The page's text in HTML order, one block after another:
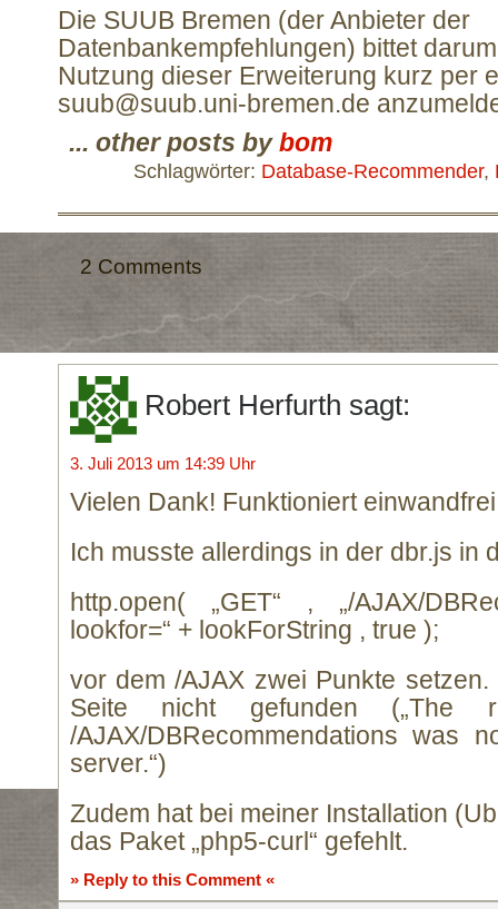
Die SUUB Bremen (der Anbieter der
Datenbankempfehlungen) bittet
Nutzung dieser Erweiterung kurz per
suub@suub.uni-bremen.de
... other posts bybom
Schlagwörter: Database-Recommender,
2 Comments
Robert Herfurth sagt:
3. Juli 2013 um 14:39 Uhr
Vielen Dank! Funktioniert
Ich musste allerdings in der dbr.js in
http.open( „GET“ , „/AJAX/
lookfor=“ + lookForString , true );
vor dem /AJAX zwei Punkte
Seite nicht gefunden („The
/AJAX/DBRecommendations was
server.“)
Zudem hat bei meiner Installation
das Paket „php5-curl“ gefehlt.
» Reply to this Comment «